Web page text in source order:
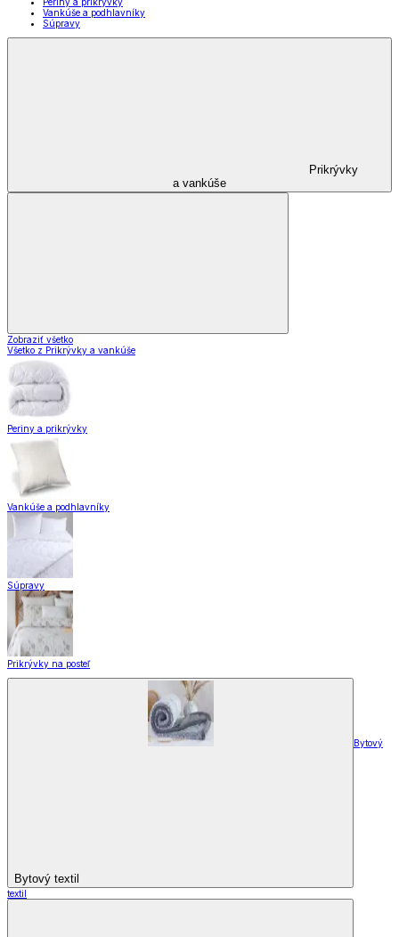
Vankúše a podhlavníky
Súpravy
Prikrývky
a vankúše
Zobraziť všetko
Všetko z Prikrývky a vankúše
Periny a prikrývky
Vankúše a podhlavníky
Súpravy
Prikrývky na posteľ
Bytový textil
Bytový
textil